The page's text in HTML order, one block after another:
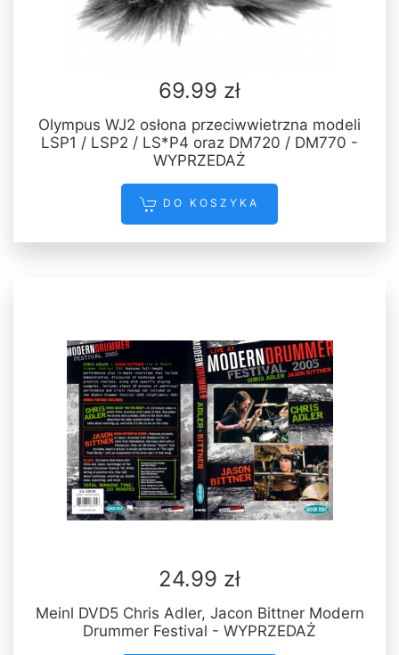
69.99 zł
Olympus WJ2 osłona przeciwwietrzna modeli
LSP1 / LSP2 / LS*P4 oraz DM720 / DM770 -
WYPRZEDAŻ
DO KOSZYKA
24.99 zł
Meinl DVD5 Chris Adler, Jacon Bittner Modern
Drummer Festival - WYPRZEDAŻ